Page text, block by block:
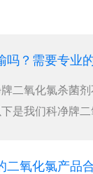
二氧化氯杀菌
是我们科净牌
二氧化氯产品